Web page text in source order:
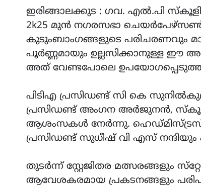
ഇരിങ്ങാലക്കുട : ഗവ. എൽ.പി
2k25 മുൻ നഗരസഭാ
കുടുംബാംഗങ്ങളുടെ പരിചരണവും
പൂർണ്ണമായും ഉല്ലസിക്കാനുള്ള ഈ
അത് വേണ്ടപോലെ
പിടിഎ പ്രസിഡണ്ട് സി കെ
പ്രസിഡണ്ട് അംഗന അർജുനൻ,
ആശംസകൾ നേർന്നു.
പ്രസിഡണ്ട് സുധീഷ് വി എസ്
തുടർന്ന് സ്റ്റേജിതര മത്സരങ്ങളും
ആവേശകരമായ പ്രകടനങ്ങളും